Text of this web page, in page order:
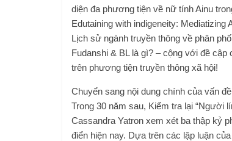
diện đa phương tiện về nữ tính Ainu
Edutaining with indigeneity:
Lịch sử ngành truyền thông về phân
Fudanshi & BL là gì? – cộng với đề
trên phương tiện truyền thông xã hội!
Chuyển sang nội dung chính của vấn
Trong 30 năm sau, Kiểm tra lại “Người
Cassandra Yatron xem xét ba thập kỷ
điển hiện nay. Dựa trên các lập luận